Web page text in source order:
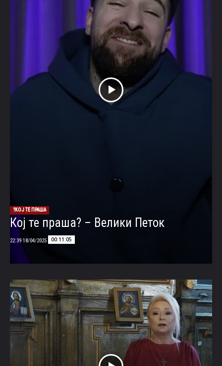
КОЈ ТЕ ПРАША?
Кој те праша? – Велики Петок
00:11:05
18/04/2025 22:39